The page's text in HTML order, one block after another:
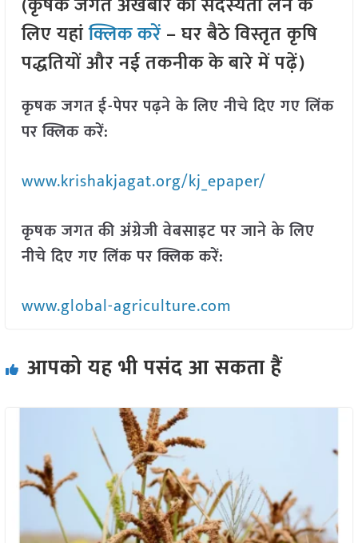
लिए यहांक्लिक करें– घर बैठे विस्तृत कृषि
पद्धतियों और नई तकनीक के बारे में पढ़ें)
कृषक जगत ई-पेपर पढ़ने के लिए नीचे दिए गए लिंक
पर क्लिक करें:
www.krishakjagat.org/kj_epaper/
कृषक जगत की अंग्रेजी वेबसाइट पर जाने के लिए
नीचे दिए गए लिंक पर क्लिक करें:
www.global-agriculture.com
आपको यह भी पसंद आ सकता हैं